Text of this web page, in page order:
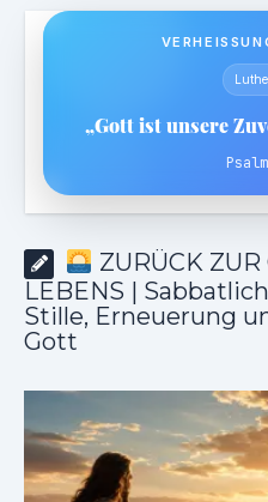
„Gott ist unsere
ZURÜCK
LEBENS |
Stille, Erneuerung
Gott